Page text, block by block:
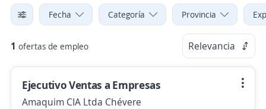
Fecha Categoría Provincia
1 ofertas de empleo Relevancia
Ejecutivo Ventas a Empresas
Amaquim CIA Ltda Chévere